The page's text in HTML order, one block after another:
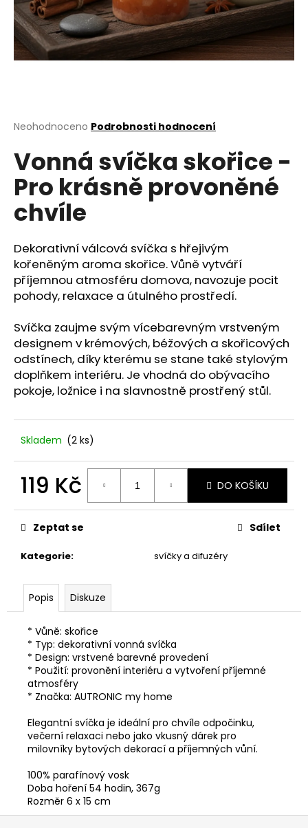
Průměrné
produktu
je
0,0
hvězdiček.
Neohodnoceno Podrobnosti hodnocení
Vonná svíčka skořice -
Pro krásně provoněné
chvíle
Dekorativní válcová svíčka s hřejivým
kořeněným aroma skořice. Vůně vytváří
příjemnou atmosféru domova, navozuje pocit
pohody, relaxace a útulného prostředí.
Svíčka zaujme svým vícebarevným vrstveným
designem v krémových, béžových a skořicových
odstínech, díky kterému se stane také stylovým
doplňkem interiéru. Je vhodná do obývacího
pokoje, ložnice i na slavnostně prostřený stůl.
Skladem (2 ks)
119 Kč DO KOŠÍKU
Kategorie: svíčky a difuzéry
Zeptat se Sdílet
Popis Diskuze
* Vůně: skořice
* Typ: dekorativní vonná svíčka
* Design: vrstvené barevné provedení
* Použití: provonění interiéru a vytvoření příjemné
atmosféry
* Značka: AUTRONIC my home
Elegantní svíčka je ideální pro chvíle odpočinku,
večerní relaxaci nebo jako vkusný dárek pro
milovníky bytových dekorací a příjemných vůní.
100% parafínový vosk
Doba hoření 54 hodin, 367g
Rozměr 6 x 15 cm
a
j
í
HLEDAT
D
p
o
r
u
u
j
e
m
e
SOJOVÁ
DÝŇOVÁ
SEZÓNA
79